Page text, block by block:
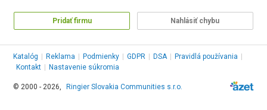
Pridať firmu Nahlásiť chybu
Katalóg Reklama Podmienky GDPR DSA Pravidlá používania
Kontakt
Nastavenie súkromia
© 2000 - 2026, Ringier Slovakia Communities s.r.o.